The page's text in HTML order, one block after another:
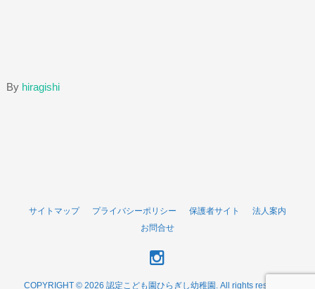
By hiragishi
サイトマップ プライバシーポリシー 保護者サイト
法人案内
お問合せ
COPYRIGHT © 2026 認定こども園ひらぎし幼稚園. All rights reserved.